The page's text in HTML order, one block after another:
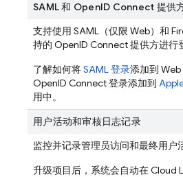
SAML 和 OpenID Connect 提供
支持使用 SAML（仅限 Web）和
持的 OpenID Connect 提供方进行
了解如何将SAML 登录添加到
OpenID Connect 登录添加到
用中。
用户活动和审核日志记录
监控并记录管理员访问和最终用户
升级项目后，系统会自动在 Cloud